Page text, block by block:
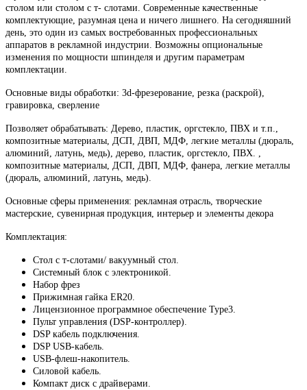
столом или столом с т- слотами. Современные качественные
комплектующие, разумная цена и ничего лишнего. На сегодняшний
день, это один из самых востребованных профессиональных
аппаратов в рекламной индустрии. Возможны опциональные
изменения по мощности шпинделя и другим параметрам
комплектации.
Основные виды обработки: 3d-фрезерование, резка (раскрой),
гравировка, сверление
Позволяет обрабатывать: Дерево, пластик, оргстекло, ПВХ и т.п.,
композитные материалы, ДСП, ДВП, МДФ, легкие металлы (дюраль,
алюминий, латунь, медь), дерево, пластик, оргстекло, ПВХ. ,
композитные материалы, ДСП, ДВП, МДФ, фанера, легкие металлы
(дюраль, алюминий, латунь, медь).
Основные сферы применения: рекламная отрасль, творческие
мастерские, сувенирная продукция, интерьер и элементы декора
Комплектация:
Стол с т-слотами/ вакуумный стол.
Системный блок с электроникой.
Набор фрез
Прижимная гайка ER20.
Лицензионное программное обеспечение Type3.
Пульт управления (DSP-контроллер).
DSP кабель подключения.
DSP USB-кабель.
USB-флеш-накопитель.
Силовой кабель.
Компакт диск с драйверами.